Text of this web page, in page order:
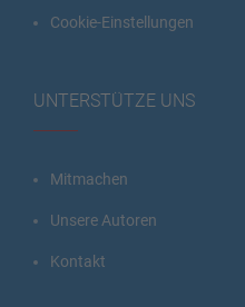
Cookie-Einstellungen
UNTERSTÜTZE UNS
Mitmachen
Unsere Autoren
Kontakt